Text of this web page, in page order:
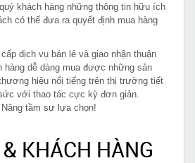
khách hàng những thông tin hữu ích
có thể đưa ra quyết định mua hàng
dịch vụ bán lẻ và giao nhận thuận
hàng dễ dàng mua được những sản
hiệu nổi tiếng trên thị trường tiết
với thao tác cực kỳ đơn giản.
tầm sự lựa chọn!
KHÁCH HÀNG